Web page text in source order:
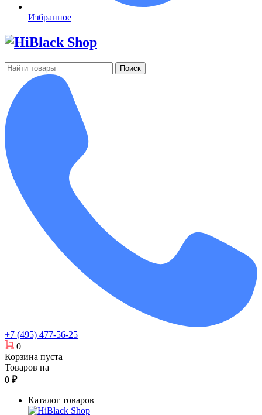
Избранное
Поиск
+7 (495) 477-56-25
0
Корзина пуста
Товаров на
0 ₽
Каталог товаров